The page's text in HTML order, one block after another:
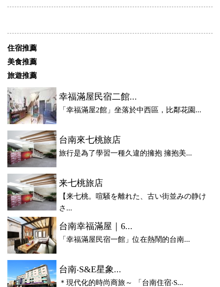
住宿推薦
美食推薦
旅遊推薦
幸福滿屋民宿二館...
「幸福滿屋2館」坐落於中西區，比鄰花園...
台南來七桃旅店
旅行是為了學習一種久違的擁抱 擁抱美...
来七桃旅店
【来七桃。喧騒を離れた、古い街並みの静け
さ...
台南幸福滿屋｜6...
「幸福滿屋民宿一館」位在熱鬧的台南...
台南‧S&E星象...
＊現代化的時尚商旅～ 「台南住宿‧S...